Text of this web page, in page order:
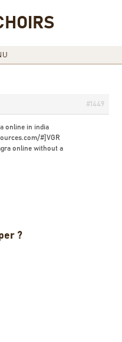
#1449
online in india
#]VGR
online without a
?